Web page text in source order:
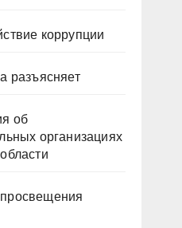
коррупции
разъясняет
об
организациях